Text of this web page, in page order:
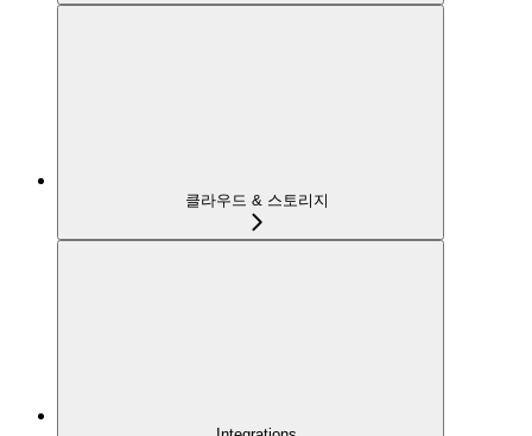
클라우드 & 스토리지